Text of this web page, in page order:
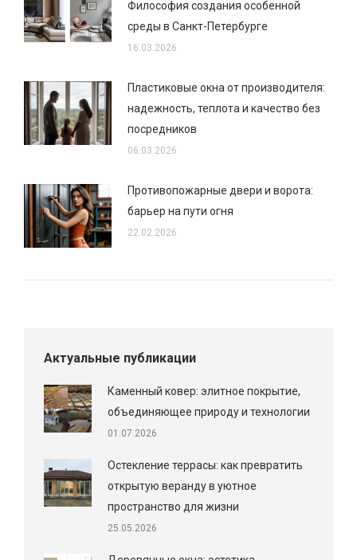
Философия создания особенной
среды в Санкт-Петербурге
16.03.2026
Пластиковые окна от производителя:
надежность, теплота и качество без
посредников
06.03.2026
Противопожарные двери и ворота:
барьер на пути огня
22.02.2026
Актуальные публикации
Каменный ковер: элитное покрытие,
объединяющее природу и технологии
01.07.2026
Остекление террасы: как превратить
открытую веранду в уютное
пространство для жизни
25.05.2026